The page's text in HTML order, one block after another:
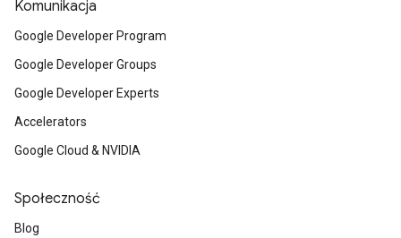
Komunikacja
Google Developer Program
Google Developer Groups
Google Developer Experts
Accelerators
Google Cloud & NVIDIA
Społeczność
Blog